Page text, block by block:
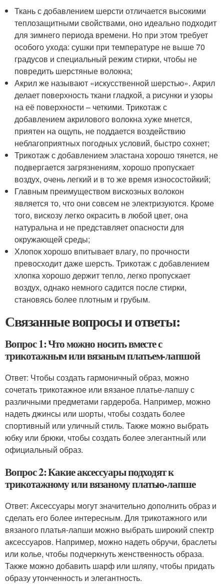
Ткань с добавлением шерсти отличается высокими
теплозащитными свойствами, оно идеально подходит
для зимнего периода времени. Но при этом требует
особого ухода: сушки при температуре не выше 70
градусов и специальный режим стирки, чтобы не
повредить шерстяные волокна;
Акрил же называют «искусственной шерстью». Акрил
делает поверхность ткани гладкой, а рисунки и узоры
на её поверхности – четкими. Трикотаж с
добавлением акрилового волокна хуже мнется,
приятен на ощупь, не поддается воздействию
неблагоприятных погодных условий, быстро сохнет;
Трикотаж с добавлением эластана хорошо тянется, не
подвергается загрязнениям, хорошо пропускает
воздух, очень легкий и в то же время износостойкий;
Главным преимуществом вискозных волокон
является то, что они совсем не электризуются. Кроме
того, вискозу легко окрасить в любой цвет, она
натуральна и не представляет опасности для
окружающей среды;
Хлопок хорошо впитывает влагу, по прочности
превосходит даже шерсть. Трикотаж с добавлением
хлопка хорошо держит тепло, легко пропускает
воздух, однако немного садится после стирки,
становясь более плотным и грубым.
Связанные вопросы и ответы:
Вопрос 1: Что можно носить вместе с
трикотажным или вязаным платьем-лапшой
Ответ: Чтобы создать гармоничный образ, можно
сочетать трикотажное или вязаное платье-лапшу с
различными предметами гардероба. Например, можно
надеть джинсы или шорты, чтобы создать более
спортивный или уличный стиль. Также можно выбрать
юбку или брюки, чтобы создать более элегантный или
официальный образ.
Вопрос 2: Какие аксессуары подходят к
трикотажному или вязаному платью-лапше
Ответ: Аксессуары могут значительно дополнить образ и
сделать его более интересным. Для трикотажного или
вязаного платья-лапши можно выбрать широкий спектр
аксессуаров. Например, можно надеть обручи, браслеты
или колье, чтобы подчеркнуть женственность образа.
Также можно добавить шарф или шляпу, чтобы придать
образу утонченность и элегантность.